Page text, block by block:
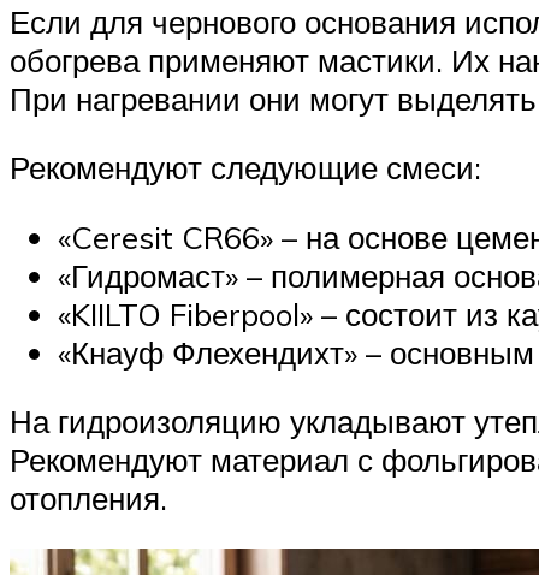
Если для чернового основания
обогрева применяют мастики. Их
При нагревании они могут
Рекомендуют следующие смеси:
«Ceresit CR66» – на основе
«Гидромаст» – полимерная
«KIILTO Fiberpool» – состоит из
«Кнауф Флехендихт» –
На гидроизоляцию укладывают
Рекомендуют материал с
отопления.